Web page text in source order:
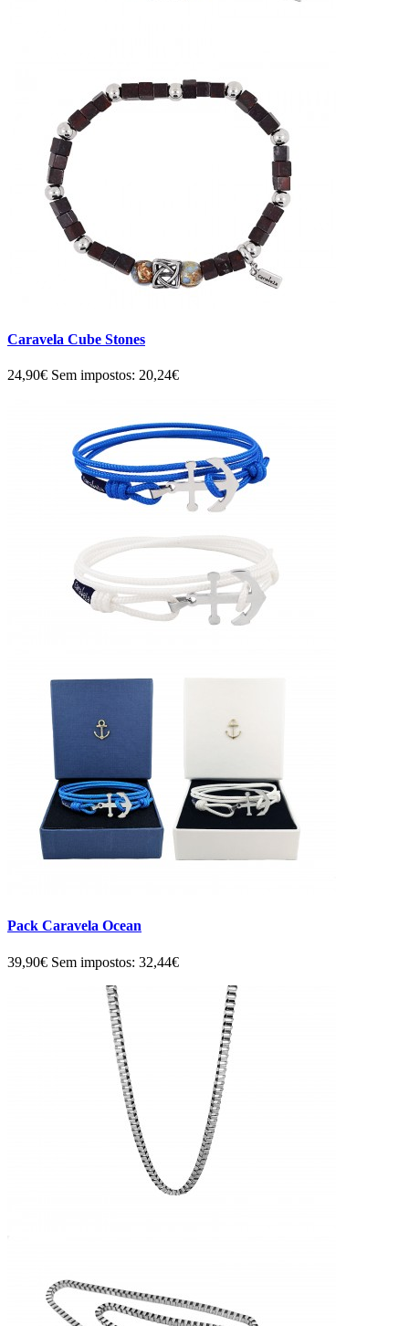
Caravela Cube Stones
24,90€ Sem impostos: 20,24€
Pack Caravela Ocean
39,90€ Sem impostos: 32,44€